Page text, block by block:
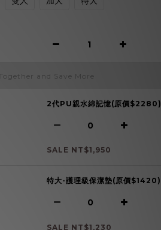
and Save More
2代PU親水綿記憶(原價$2280)
SALE NT$1,950
特大-護理級保潔墊(原價$1420)
SALE NT$1,230